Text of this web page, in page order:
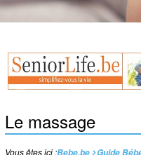
Le massage
Vous êtes ici :